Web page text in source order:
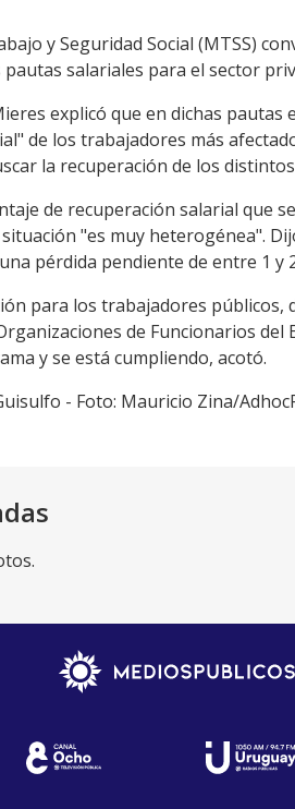
y Seguridad Social (MTSS)
salariales para el sector
explicó que en dichas
de los trabajadores más
la recuperación de los
de recuperación salarial que
situación "es muy heterogénea".
pérdida pendiente de entre 1 y
para los trabajadores
de Funcionarios del
y se está cumpliendo, acotó.
- Foto: Mauricio Zina/